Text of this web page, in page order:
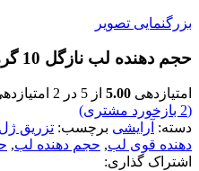
بزرگنمایی تصویر
حجم دهنده لب نازگل 10 گرمی
امتیازدهی 5.00 از 5 در 2
(
2 بازخورد مشتری)
دسته: آرایشی برچسب: تزریق
دهنده قوی لب, حجم دهنده لب,
اشتراک گذاری: